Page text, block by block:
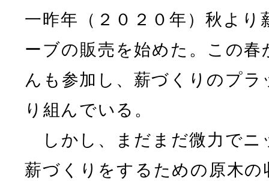
一昨年（２０２０年）秋よ
ーブの販売を始めた。この
んも参加し、薪づくりのプ
り組んでいる。
しかし、まだまだ微力でニ
薪づくりをするための原木の